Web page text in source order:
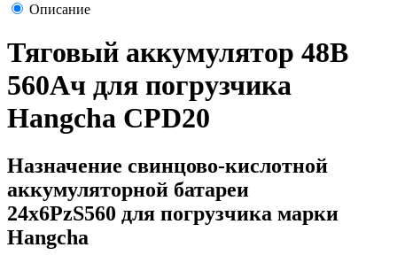
Описание
Тяговый аккумулятор 48В
560Ач для погрузчика
Hangcha CPD20
Назначение свинцово-кислотной
аккумуляторной батареи
24х6PzS560 для погрузчика марки
Hangcha